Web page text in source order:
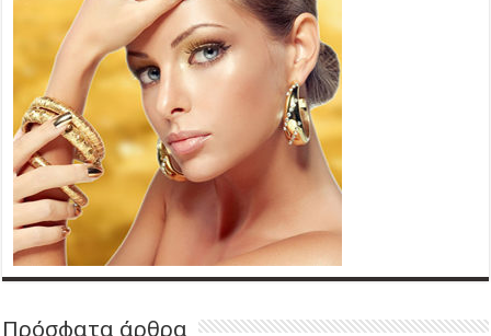
Πρόσφατα άρθρα